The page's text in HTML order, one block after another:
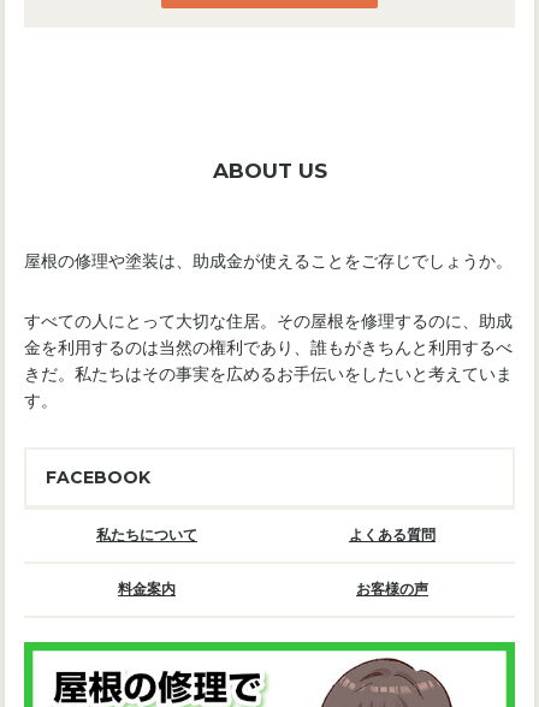
ABOUT US
屋根の修理や塗装は、助成金が使えることをご存じでしょうか。
すべての人にとって大切な住居。その屋根を修理するのに、助成
金を利用するのは当然の権利であり、誰もがきちんと利用するべ
きだ。私たちはその事実を広めるお手伝いをしたいと考えていま
す。
FACEBOOK
私たちについて よくある質問
料金案内 お客様の声